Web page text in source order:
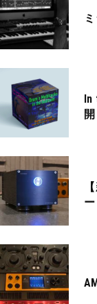
In
開